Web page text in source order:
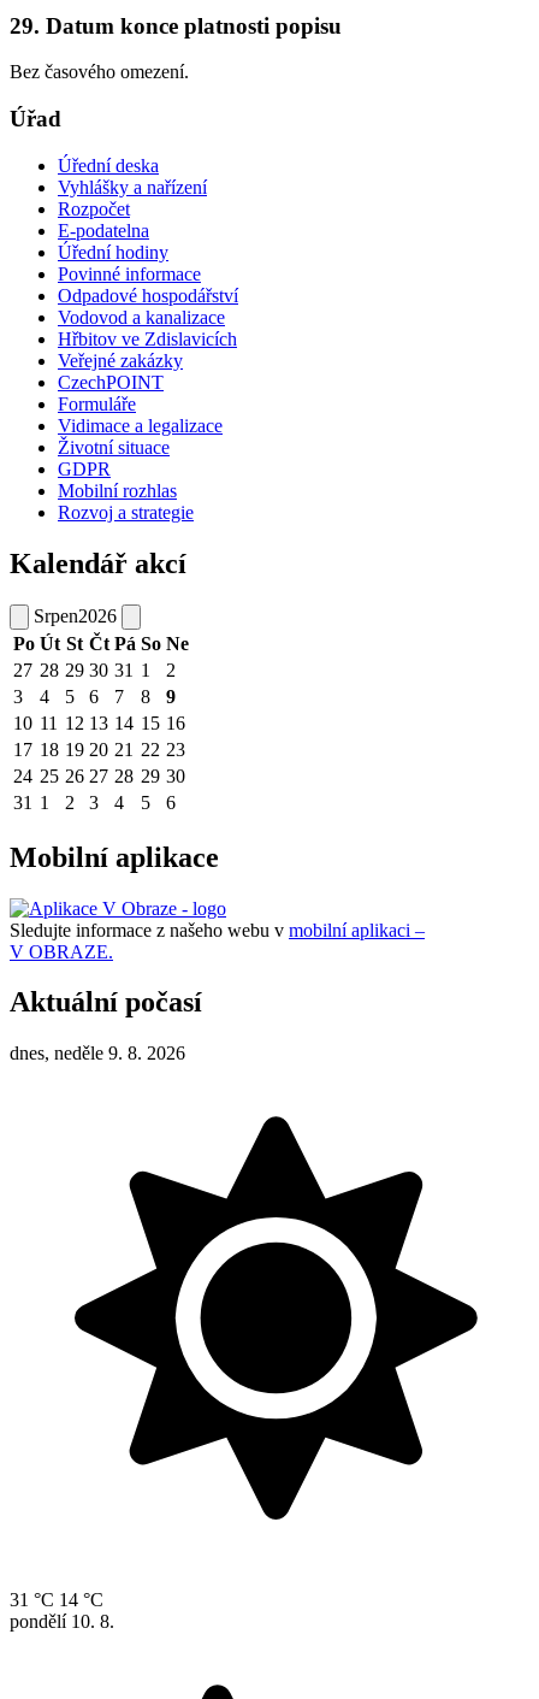
29. Datum konce platnosti popisu
Bez časového omezení.
Úřad
Úřední deska
Vyhlášky a nařízení
Rozpočet
E-podatelna
Úřední hodiny
Povinné informace
Odpadové hospodářství
Vodovod a kanalizace
Hřbitov ve Zdislavicích
Veřejné zakázky
CzechPOINT
Formuláře
Vidimace a legalizace
Životní situace
GDPR
Mobilní rozhlas
Rozvoj a strategie
Kalendář akcí
Srpen2026
Po Út St Čt Pá So Ne
27 28 29 30 31 1
2
3
4 5 6 7 8
9
10 11 12 13 14 15 16
17 18 19 20 21 22 23
24 25 26 27 28 29 30
31 1 2 3 4 5 6
Mobilní aplikace
Sledujte informace z našeho webu v mobilní aplikaci –
V OBRAZE.
Aktuální počasí
dnes, neděle 9. 8. 2026
31 °C 14 °C
pondělí 10. 8.